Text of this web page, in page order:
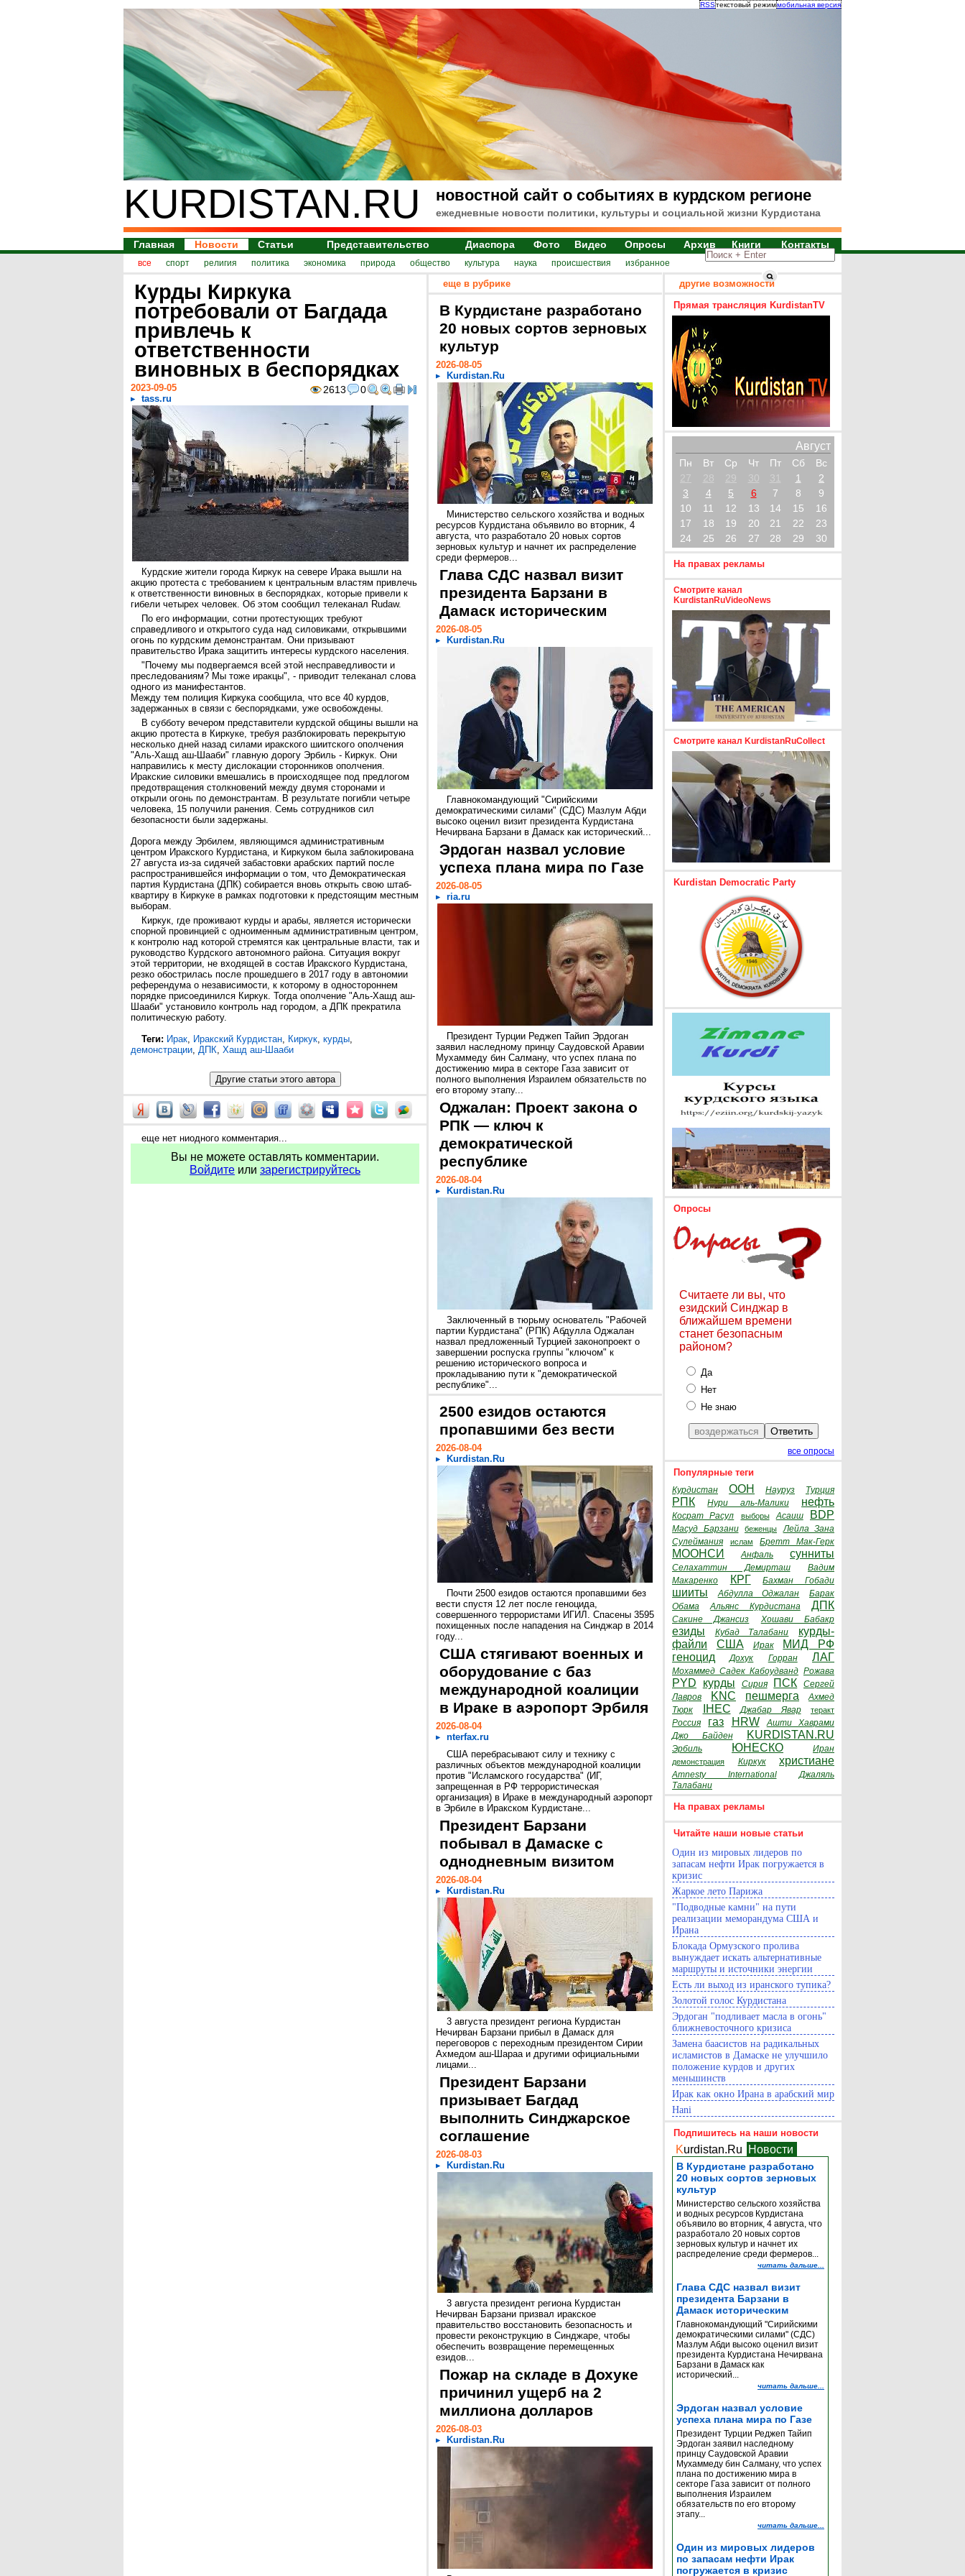
RSSтекстовый режиммобильная версия
KURDISTAN.RU новостной сайт о событиях в курдском регионе
ежедневные новости политики, культуры и социальной жизни Курдистана
Главная Новости Статьи Представительство Диаспора Фото Видео Опросы Архив Книги Контакты
все спорт религия политика экономика природа общество культура наука происшествия избранное
Курды Киркука
потребовали от Багдада
привлечь к
ответственности
виновных в беспорядках
2613 0
2023-09-05
tass.ru
Курдские жители города Киркук на севере Ирака вышли на
акцию протеста с требованием к центральным властям привлечь
к ответственности виновных в беспорядках, которые привели к
гибели четырех человек. Об этом сообщил телеканал Rudaw.
По его информации, сотни протестующих требуют
справедливого и открытого суда над силовиками, открывшими
огонь по курдским демонстрантам. Они призывают
правительство Ирака защитить интересы курдского населения.
"Почему мы подвергаемся всей этой несправедливости и
преследованиям? Мы тоже иракцы", - приводит телеканал слова
одного из манифестантов.
Между тем полиция Киркука сообщила, что все 40 курдов,
задержанных в связи с беспорядками, уже освобождены.
В субботу вечером представители курдской общины вышли на
акцию протеста в Киркуке, требуя разблокировать перекрытую
несколько дней назад силами иракского шиитского ополчения
"Аль-Хашд аш-Шааби" главную дорогу Эрбиль - Киркук. Они
направились к месту дислокации сторонников ополчения.
Иракские силовики вмешались в происходящее под предлогом
предотвращения столкновений между двумя сторонами и
открыли огонь по демонстрантам. В результате погибли четыре
человека, 15 получили ранения. Семь сотрудников сил
безопасности были задержаны.
Дорога между Эрбилем, являющимся административным
центром Иракского Курдистана, и Киркуком была заблокирована
27 августа из-за сидячей забастовки арабских партий после
распространившейся информации о том, что Демократическая
партия Курдистана (ДПК) собирается вновь открыть свою штаб-
квартиру в Киркуке в рамках подготовки к предстоящим местным
выборам.
Киркук, где проживают курды и арабы, является исторически
спорной провинцией с одноименным административным центром,
к контролю над которой стремятся как центральные власти, так и
руководство Курдского автономного района. Ситуация вокруг
этой территории, не входящей в состав Иракского Курдистана,
резко обострилась после прошедшего в 2017 году в автономии
референдума о независимости, к которому в одностороннем
порядке присоединился Киркук. Тогда ополчение "Аль-Хашд аш-
Шааби" установило контроль над городом, а ДПК прекратила
политическую работу.
Теги: Ирак, Иракский Курдистан, Киркук, курды,
демонстрации, ДПК, Хашд аш-Шааби
еще нет ниодного комментария...
Вы не можете оставлять комментарии.
Войдите или зарегистрируйтесь
еще в рубрике
В Курдистане разработано
20 новых сортов зерновых
культур
2026-08-05
Kurdistan.Ru
Министерство сельского хозяйства и водных
ресурсов Курдистана объявило во вторник, 4
августа, что разработало 20 новых сортов
зерновых культур и начнет их распределение
среди фермеров...
Глава СДС назвал визит
президента Барзани в
Дамаск историческим
2026-08-05
Kurdistan.Ru
Главнокомандующий "Сирийскими
демократическими силами" (СДС) Мазлум Абди
высоко оценил визит президента Курдистана
Нечирвана Барзани в Дамаск как исторический...
Эрдоган назвал условие
успеха плана мира по Газе
2026-08-05
ria.ru
Президент Турции Реджеп Тайип Эрдоган
заявил наследному принцу Саудовской Аравии
Мухаммеду бин Салману, что успех плана по
достижению мира в секторе Газа зависит от
полного выполнения Израилем обязательств по
его второму этапу...
Оджалан: Проект закона о
РПК — ключ к
демократической
республике
2026-08-04
Kurdistan.Ru
Заключенный в тюрьму основатель "Рабочей
партии Курдистана" (РПК) Абдулла Оджалан
назвал предложенный Турцией законопроект о
завершении роспуска группы "ключом" к
решению исторического вопроса и
прокладыванию пути к "демократической
республике"...
2500 езидов остаются
пропавшими без вести
2026-08-04
Kurdistan.Ru
Почти 2500 езидов остаются пропавшими без
вести спустя 12 лет после геноцида,
совершенного террористами ИГИЛ. Спасены 3595
похищенных после нападения на Синджар в 2014
году...
США стягивают военных и
оборудование с баз
международной коалиции
в Ираке в аэропорт Эрбиля
2026-08-04
nterfax.ru
США перебрасывают силу и технику с
различных объектов международной коалиции
против "Исламского государства" (ИГ,
запрещенная в РФ террористическая
организация) в Ираке в международный аэропорт
в Эрбиле в Иракском Курдистане...
Президент Барзани
побывал в Дамаске с
однодневным визитом
2026-08-04
Kurdistan.Ru
3 августа президент региона Курдистан
Нечирван Барзани прибыл в Дамаск для
переговоров с переходным президентом Сирии
Ахмедом аш-Шараа и другими официальными
лицами...
Президент Барзани
призывает Багдад
выполнить Синджарское
соглашение
2026-08-03
Kurdistan.Ru
3 августа президент региона Курдистан
Нечирван Барзани призвал иракское
правительство восстановить безопасность и
провести реконструкцию в Синджаре, чтобы
обеспечить возвращение перемещенных
езидов...
Пожар на складе в Дохуке
причинил ущерб на 2
миллиона долларов
2026-08-03
Kurdistan.Ru
другие возможности
Прямая трансляция KurdistanTV
Август
Пн Вт Ср Чт Пт Сб
Вс
27
28 29 30 31 1
2
3
4 5 6 7 8
9
10
11 12 13 14 15
16
17
18 19 20 21 22
23
24
25 26 27 28 29 30
На правах рекламы
Смотрите канал
KurdistanRuVideoNews
Смотрите канал KurdistanRuCollect
Kurdistan Democratic Party
Опросы
Считаете ли вы, что
езидский Синджар в
ближайшем времени
станет безопасным
районом?
Да
Нет
Не знаю
все опросы
Популярные теги
Курдистан ООН Науруз Турция
РПК Нури аль-Малики нефть
Косрат Расул выборы Асаиш BDP
Масуд Барзани беженцы
Лейла Зана
Сулеймания
ислам Бретт Мак-Герк
МООНСИ Анфаль сунниты
Селахаттин Демирташ
Вадим
Макаренко
КРГ Бахман Гобади
шииты Абдулла Оджалан
Барак
Обама
Альянс Курдистана ДПК
Сакине Джансиз Хошави Бабакр
езиды Кубад Талабани
курды-
файли
США Ирак
МИД РФ
геноцид
Дохук Горран ЛАГ
Мохаммед Садек Кабоудванд Рожава
PYD курды Сирия ПСК
Сергей
Лавров
KNC пешмерга
Ахмед
Тюрк
IHEC Джабар Явар теракт
Россия газ HRW
Ашти Хаврами
Джо Байден
KURDISTAN.RU
Эрбиль ЮНЕСКО Иран
демонстрация Киркук христиане
Amnesty International
Джаляль
Талабани
На правах рекламы
Читайте наши новые статьи
Один из мировых лидеров по
запасам нефти Ирак погружается в
кризис
Жаркое лето Парижа
"Подводные камни" на пути
реализации меморандума США и
Ирана
Блокада Ормузского пролива
вынуждает искать альтернативные
маршруты и источники энергии
Есть ли выход из иранского тупика?
Золотой голос Курдистана
Эрдоган "подливает масла в огонь"
ближневосточного кризиса
Замена баасистов на радикальных
исламистов в Дамаске не улучшило
положение курдов и других
меньшинств
Ирак как окно Ирана в арабский мир
Hani
Подпишитесь на наши новости
Kurdistan.Ru Новости
В Курдистане разработано
20 новых сортов зерновых
культур
Министерство сельского хозяйства
и водных ресурсов Курдистана
объявило во вторник, 4 августа, что
разработало 20 новых сортов
зерновых культур и начнет их
распределение среди фермеров...
читать дальше...
Глава СДС назвал визит
президента Барзани в
Дамаск историческим
Главнокомандующий "Сирийскими
демократическими силами" (СДС)
Мазлум Абди высоко оценил визит
президента Курдистана Нечирвана
Барзани в Дамаск как
исторический...
читать дальше...
Эрдоган назвал условие
успеха плана мира по Газе
Президент Турции Реджеп Тайип
Эрдоган заявил наследному
принцу Саудовской Аравии
Мухаммеду бин Салману, что успех
плана по достижению мира в
секторе Газа зависит от полного
выполнения Израилем
обязательств по его второму
этапу...
читать дальше...
Один из мировых лидеров
по запасам нефти Ирак
погружается в кризис